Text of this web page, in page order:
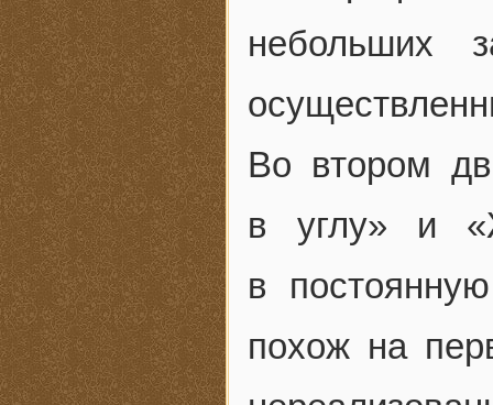
небольших
Во втором
в углу» и
в
похож на